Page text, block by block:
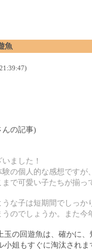
魚
んの記事)
ました！
の個人的な感想ですが、
で可愛い子たちが揃っ
な子は短期間でしっか
のでしょうか。また
玉の回遊魚は、確かに
姐もすぐに淘汰されま